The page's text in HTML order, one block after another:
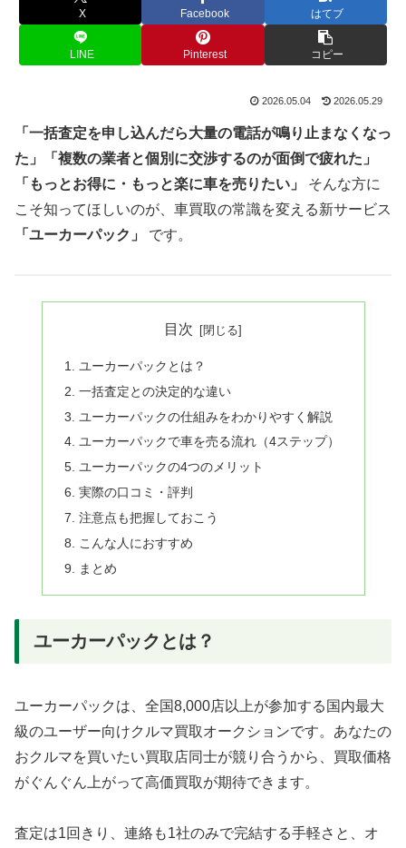
X Facebook はてブ
LINE Pinterest コピー
2026.05.04 2026.05.29
「一括査定を申し込んだら大量の電話が鳴り止まなくなっ
た」「複数の業者と個別に交渉するのが面倒で疲れた」
「もっとお得に・もっと楽に車を売りたい」
そんな方に
こそ知ってほしいのが、車買取の常識を変える新サービス
「ユーカーパック」
です。
目次
ユーカーパックとは？
一括査定との決定的な違い
ユーカーパックの仕組みをわかりやすく解説
ユーカーパックで車を売る流れ（4ステップ）
ユーカーパックの4つのメリット
実際の口コミ・評判
注意点も把握しておこう
こんな人におすすめ
まとめ
ユーカーパックとは？
ユーカーパックは、全国8,000店以上が参加する国内最大
級のユーザー向けクルマ買取オークションです。あなたの
おクルマを買いたい買取店同士が競り合うから、買取価格
がぐんぐん上がって高価買取が期待できます。
査定は1回きり、連絡も1社のみで完結する手軽さと、オ